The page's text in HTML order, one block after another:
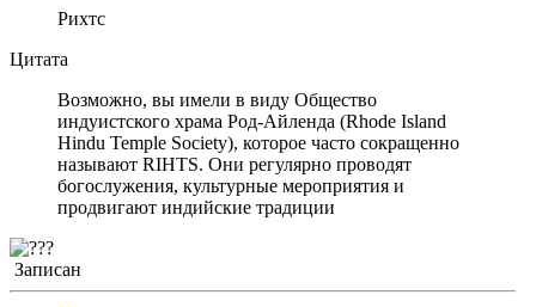
Рихтс
Цитата
Возможно, вы имели в виду Общество
индуистского храма Род-Айленда (Rhode Island
Hindu Temple Society), которое часто сокращенно
называют RIHTS. Они регулярно проводят
богослужения, культурные мероприятия и
продвигают индийские традиции
Записан